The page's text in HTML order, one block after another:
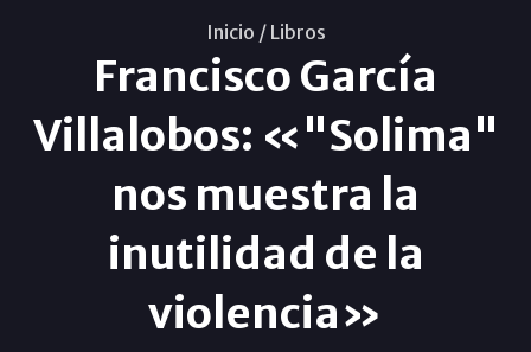
Inicio / Libros
Francisco García
Villalobos: «"Solima"
nos muestra la
inutilidad de la
violencia»